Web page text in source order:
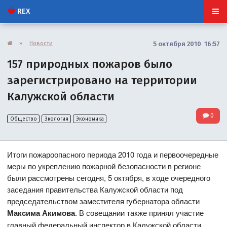
REX
» Новости 5 октября 2010 16:57
157 природных пожаров было
зарегистрировано на территории
Калужской области
Общество Экология Экономика 0
Итоги пожароопасного периода 2010 года и первоочередные
меры по укреплению пожарной безопасности в регионе
были рассмотрены сегодня, 5 октября, в ходе очередного
заседания правительства Калужской области под
председательством заместителя губернатора области
Максима Акимова. В совещании также принял участие
главный федеральный инспектор в Калужской области